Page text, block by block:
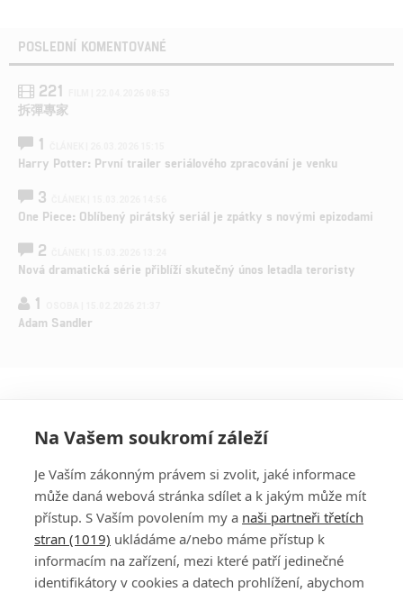
POSLEDNÍ KOMENTOVANÉ
221
拆彈專家
1
Harry Potter: První trailer seriálového zpracování je venku
3
One Piece: Oblíbený pirátský seriál je zpátky s novými epizodami
2
Nová dramatická série přiblíží skutečný únos letadla teroristy
1
Adam Sandler
PŘIHLÁSIT
REGISTROVAT
DISKUZE
Na Vašem soukromí záleží
Je Vaším zákonným právem si zvolit, jaké informace
může daná webová stránka sdílet a k jakým může mít
přístup. S Vaším povolením my a naši partneři třetích
stran (1019) ukládáme a/nebo máme přístup k
informacím na zařízení, mezi které patří jedinečné
identifikátory v cookies a datech prohlížení, abychom